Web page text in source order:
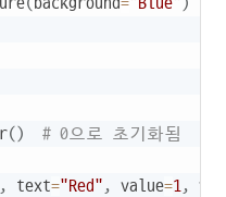
() # 0으로 초기화됨
, text="Red" , value=1,